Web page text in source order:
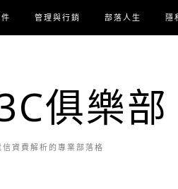
管理與行銷 部落人生 隱
俱樂部
資費解析的專業部落格